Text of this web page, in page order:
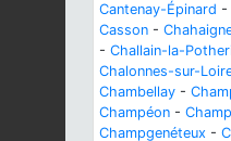
Cantenay-Épinard -
Casson -
- Challain-la-
Chalonnes-sur-
Chambellay -
Champéon -
Champgenéteux -